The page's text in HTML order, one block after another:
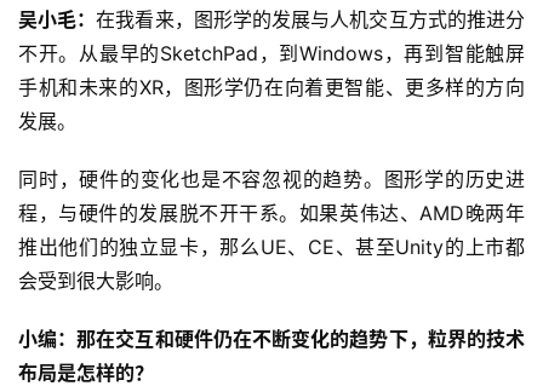
吴小毛：在我看来，图形学的发展与人机交互方式的推进分
不开。从最早的SketchPad，到Windows，再到智能触屏
手机和未来的XR，图形学仍在向着更智能、更多样的方向
发展。
同时，硬件的变化也是不容忽视的趋势。图形学的历史进
程，与硬件的发展脱不开干系。如果英伟达、AMD晚两年
推出他们的独立显卡，那么UE、CE、甚至Unity的上市都
会受到很大影响。
小编：那在交互和硬件仍在不断变化的趋势下，粒界的技术
布局是怎样的？